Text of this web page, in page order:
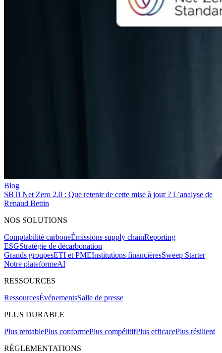
Blog
SBTi Net Zero 2.0 : Que retenir de cette mise à jour ? L’analyse de
Renaud Bettin
NOS SOLUTIONS
Comptabilité carboneÉmissions supply chainReporting
ESGStratégie de décarbonation
Grands groupesETI et PMEInstitutions financièresSweep Starter
Notre plateformeAI
RESSOURCES
RessourcesÉvénementsSalle de presse
PLUS DURABLE
Plus rentablePlus conformePlus compétitifPlus efficacePlus résilient
RÉGLEMENTATIONS